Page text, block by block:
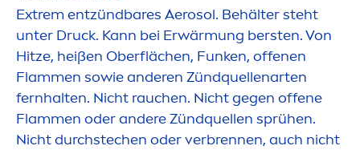
Extrem entzündbares Aerosol. Behälter steht
unter Druck. Kann bei Erwärmung bersten. Von
Hitze, heißen Oberflächen, Funken, offenen
Flammen sowie anderen Zündquellenarten
fernhalten. Nicht rauchen. Nicht gegen offene
Flammen oder andere Zündquellen sprühen.
Nicht durchstechen oder verbrennen, auch nicht